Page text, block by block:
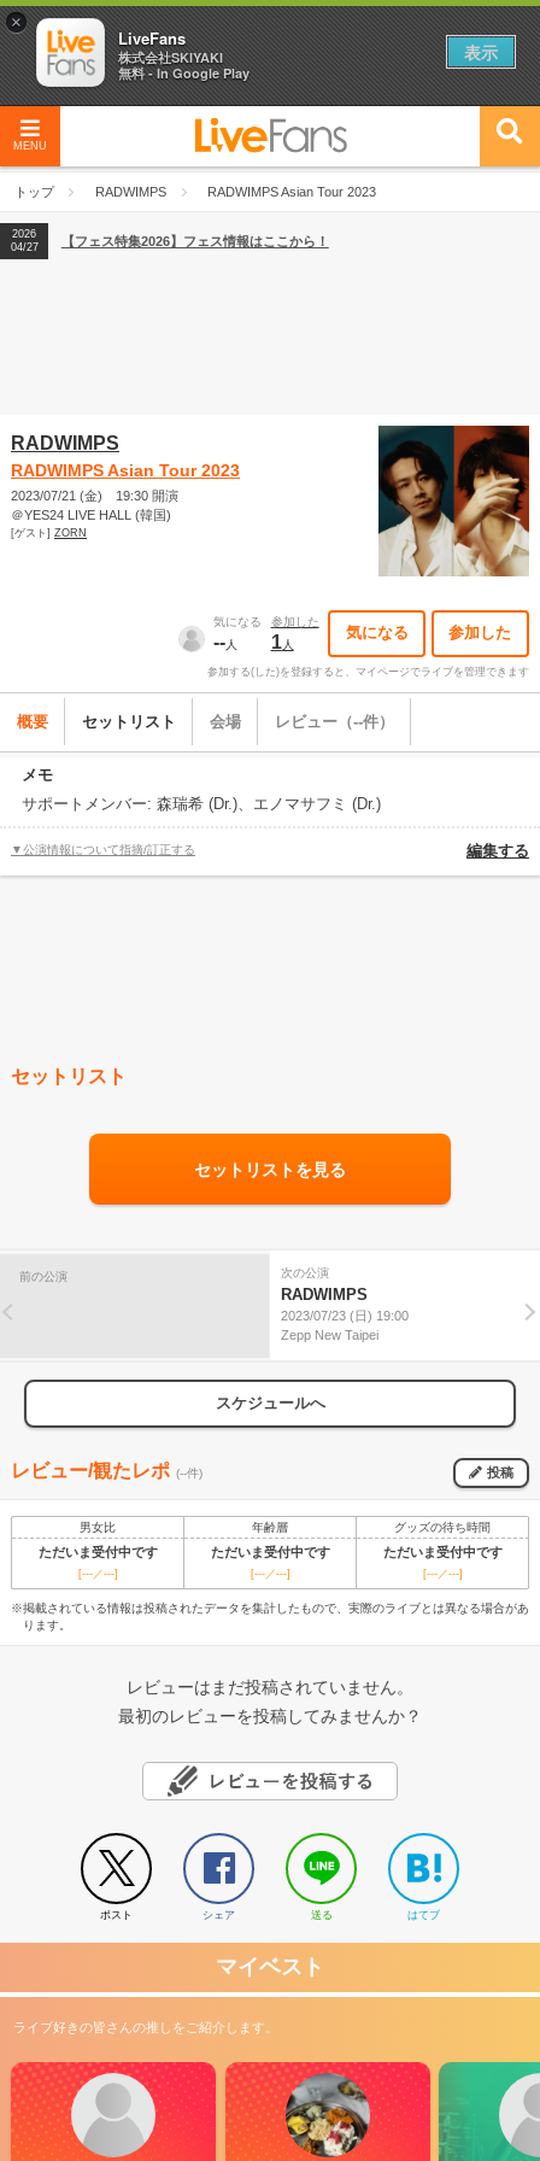
MENU
トップ RADWIMPS RADWIMPS Asian Tour 2023
2026
04/27
2026
【ライブ動員ランキング】2026年上半期編発表！
2026
04/27
【フェス特集2026】フェス情報はここから！
RADWIMPS
RADWIMPS Asian Tour 2023
2023/07/21 (金) 19:30 開演
＠YES24 LIVE HALL (韓国)
[ゲスト] ZORN
気になる
--人
参加した
1人
気になる 参加した
参加する(した)を登録すると、マイページでライブを管理できます
概要 セットリスト 会場 レビュー（--件）
メモ
サポートメンバー: 森瑞希 (Dr.)、エノマサフミ (Dr.)
▼公演情報について指摘/訂正する 編集する
セットリスト
セットリストを見る
前の公演 次の公演
RADWIMPS
2023/07/23 (日) 19:00
Zepp New Taipei
スケジュールへ
レビュー/観たレポ (--件) 投稿
男女比 年齢層 グッズの待ち時間
ただいま受付中です ただいま受付中です ただいま受付中です
[---／---] [---／---] [---／---]
※掲載されている情報は投稿されたデータを集計したもので、実際のライブとは異なる場合があ
ります。
レビューはまだ投稿されていません。
最初のレビューを投稿してみませんか？
ポスト シェア 送る はてブ
マイベスト
ライブ好きの皆さんの推しをご紹介します。
×
LiveFans
株式会社SKIYAKI
無料 - In Google Play
表示